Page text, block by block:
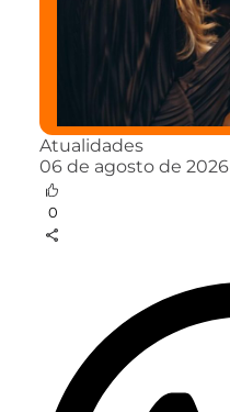
Atualidades
06 de agosto de 2026
0